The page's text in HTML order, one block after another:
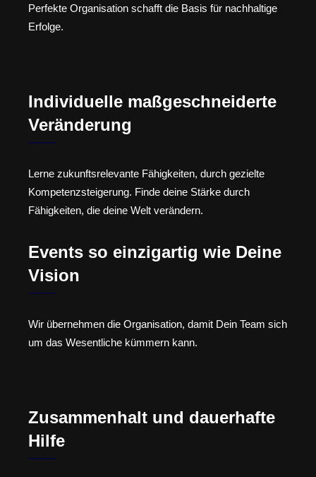
Perfekte Organisation schafft die Basis für nachhaltige
Erfolge.
Individuelle maßgeschneiderte
Veränderung
Lerne zukunftsrelevante Fähigkeiten, durch gezielte
Kompetenzsteigerung. Finde deine Stärke durch
Fähigkeiten, die deine Welt verändern.
Events so einzigartig wie Deine
Vision
Wir übernehmen die Organisation, damit Dein Team sich
um das Wesentliche kümmern kann.
Zusammenhalt und dauerhafte
Hilfe